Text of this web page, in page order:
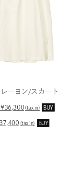
ーヨン/スカート
¥36,300 (tax in) BUY
(tax in) BUY